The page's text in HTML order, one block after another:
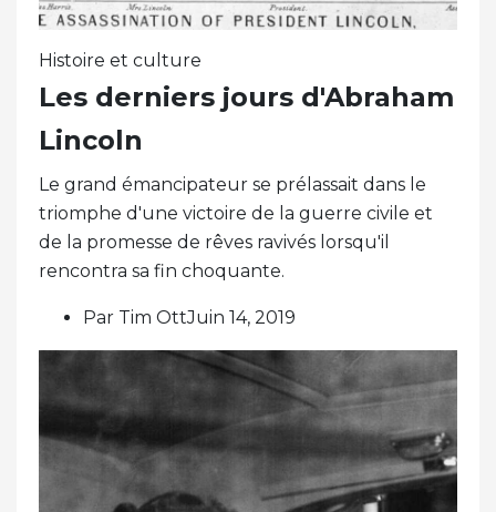
Histoire et culture
Les derniers jours d'Abraham
Lincoln
Le grand émancipateur se prélassait dans le
triomphe d'une victoire de la guerre civile et
de la promesse de rêves ravivés lorsqu'il
rencontra sa fin choquante.
Par Tim OttJuin 14, 2019